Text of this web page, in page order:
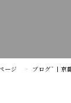
ージ ブログﾞ | 京